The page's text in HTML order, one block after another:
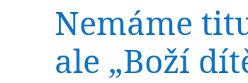
Nemáme
ale „Boží